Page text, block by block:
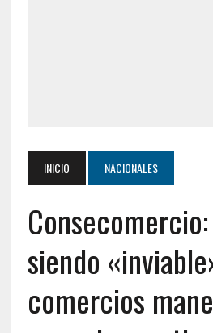
INICIO NACIONALES
siendo
comercios